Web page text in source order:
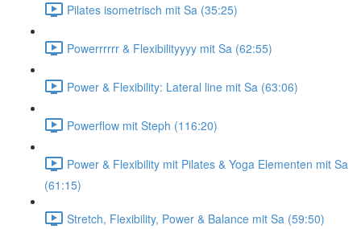
Pilates isometrisch mit Sa (35:25)
Powerrrrrr & Flexibilityyyy mit Sa (62:55)
Power & Flexibility: Lateral line mit Sa (63:06)
Powerflow mit Steph (116:20)
Power & Flexibility mit Pilates & Yoga Elementen mit Sa
(61:15)
Stretch, Flexibility, Power & Balance mit Sa (59:50)